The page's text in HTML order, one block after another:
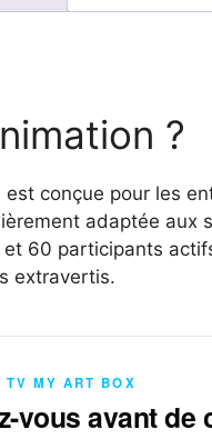
?
conçue pour les
adaptée aux
60 participants
extravertis.
TV MY ART BOX
vous avant de